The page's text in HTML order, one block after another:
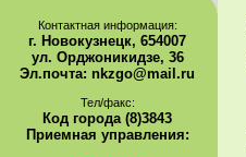
Контактная информация:
г. Новокузнецк, 654007
ул. Орджоникидзе, 36
Эл.почта: nkzgo@mail.ru
Тел/факс:
Код города (8)3843
Приемная управления: